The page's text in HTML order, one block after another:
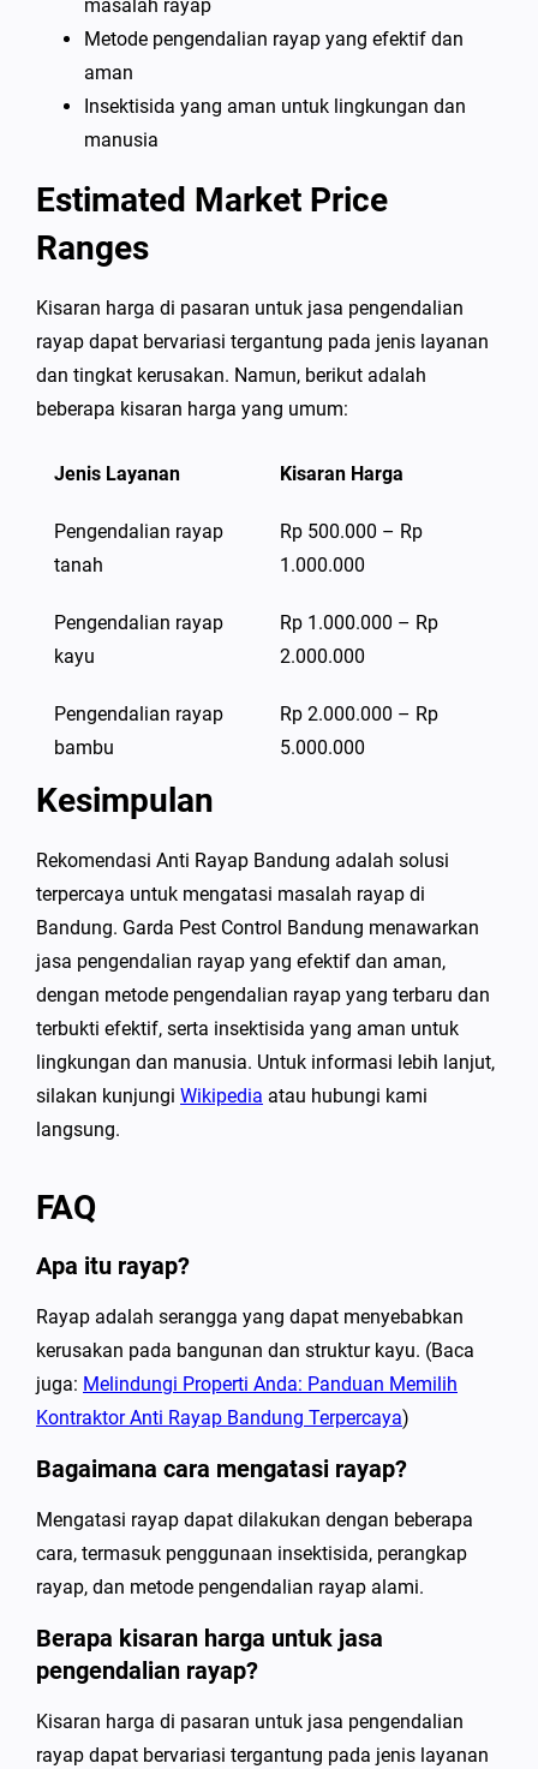
masalah rayap
Metode pengendalian rayap yang efektif dan
aman
Insektisida yang aman untuk lingkungan dan
manusia
Estimated Market Price
Ranges
Kisaran harga di pasaran untuk jasa pengendalian
rayap dapat bervariasi tergantung pada jenis layanan
dan tingkat kerusakan. Namun, berikut adalah
beberapa kisaran harga yang umum:
Jenis Layanan Kisaran Harga
Pengendalian rayap
tanah
Rp 500.000 – Rp
1.000.000
Pengendalian rayap
kayu
Rp 1.000.000 – Rp
2.000.000
Pengendalian rayap
bambu
Rp 2.000.000 – Rp
5.000.000
Kesimpulan
Rekomendasi Anti Rayap Bandung adalah solusi
terpercaya untuk mengatasi masalah rayap di
Bandung. Garda Pest Control Bandung menawarkan
jasa pengendalian rayap yang efektif dan aman,
dengan metode pengendalian rayap yang terbaru dan
terbukti efektif, serta insektisida yang aman untuk
lingkungan dan manusia. Untuk informasi lebih lanjut,
silakan kunjungi Wikipedia atau hubungi kami
langsung.
FAQ
Apa itu rayap?
Rayap adalah serangga yang dapat menyebabkan
kerusakan pada bangunan dan struktur kayu. (Baca
juga: Melindungi Properti Anda: Panduan Memilih
Kontraktor Anti Rayap Bandung Terpercaya)
Bagaimana cara mengatasi rayap?
Mengatasi rayap dapat dilakukan dengan beberapa
cara, termasuk penggunaan insektisida, perangkap
rayap, dan metode pengendalian rayap alami.
Berapa kisaran harga untuk jasa
pengendalian rayap?
Kisaran harga di pasaran untuk jasa pengendalian
rayap dapat bervariasi tergantung pada jenis layanan